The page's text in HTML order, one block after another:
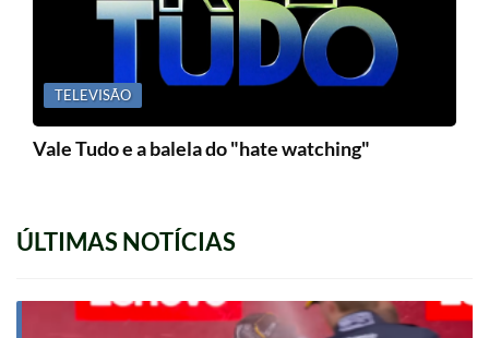
TELEVISÃO
Vale Tudo e a balela do "hate watching"
ÚLTIMAS NOTÍCIAS